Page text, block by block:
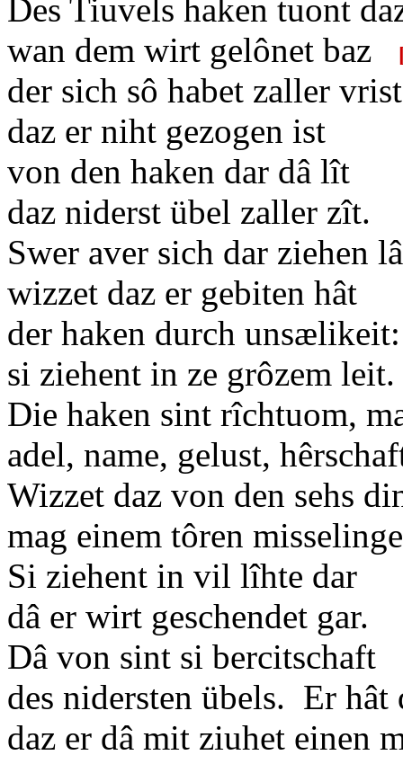
Des Tiuvels haken tuont
wan dem wirt gelônet baz
der sich sô habet zaller vrist
daz er niht gezogen ist
von den haken dar dâ lît
daz niderst übel zaller zît.
Swer aver sich dar
wizzet daz er gebiten hât
der haken durch unsælikeit:
si ziehent in ze grôzem leit.
Die haken sint rîchtuom,
adel, name, gelust,
Wizzet daz von den sehs
mag einem tôren
Si ziehent in vil lîhte dar
dâ er wirt geschendet gar.
Dâ von sint si bercitschaft
des nidersten übels. Er hât
daz er dâ mit ziuhet einen